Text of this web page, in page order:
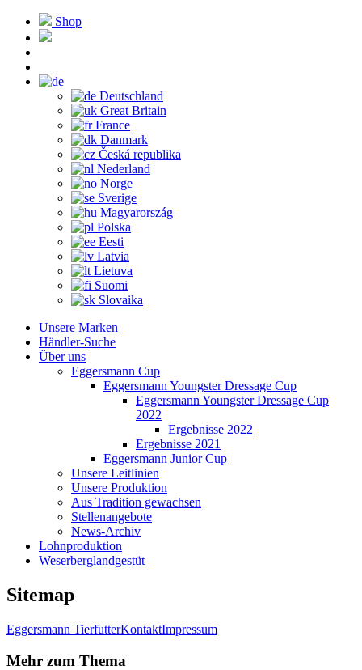
Shop
Deutschland
Great Britain
France
Danmark
Česká republika
Nederland
Norge
Sverige
Magyarország
Polska
Eesti
Latvia
Lietuva
Suomi
Slovaika
Unsere Marken
Händler-Suche
Über uns
Eggersmann Cup
Eggersmann Youngster Dressage Cup
Eggersmann Youngster Dressage Cup
2022
Ergebnisse 2022
Ergebnisse 2021
Eggersmann Junior Cup
Unsere Leitlinien
Unsere Produktion
Aus Tradition gewachsen
Stellenangebote
News-Archiv
Lohnproduktion
Weserberglandgestüt
Sitemap
Eggersmann TierfutterKontaktImpressum
Mehr zum Thema